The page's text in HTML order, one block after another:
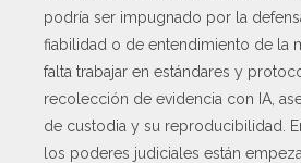
podría ser impugnado por la
fiabilidad o de entendimiento de la
falta trabajar en estándares y
recolección de evidencia con IA,
de custodia y su reproducibilidad.
los poderes judiciales están